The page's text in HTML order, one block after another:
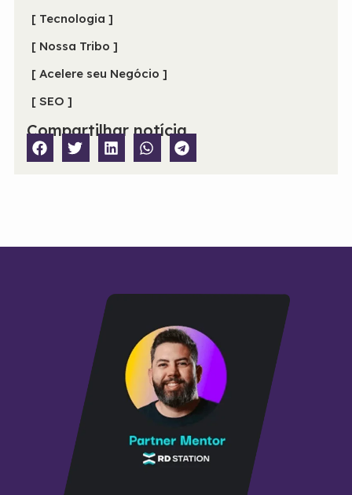
[ Tecnologia ]
[ Nossa Tribo ]
[ Acelere seu Negócio ]
[ SEO ]
Compartilhar notícia